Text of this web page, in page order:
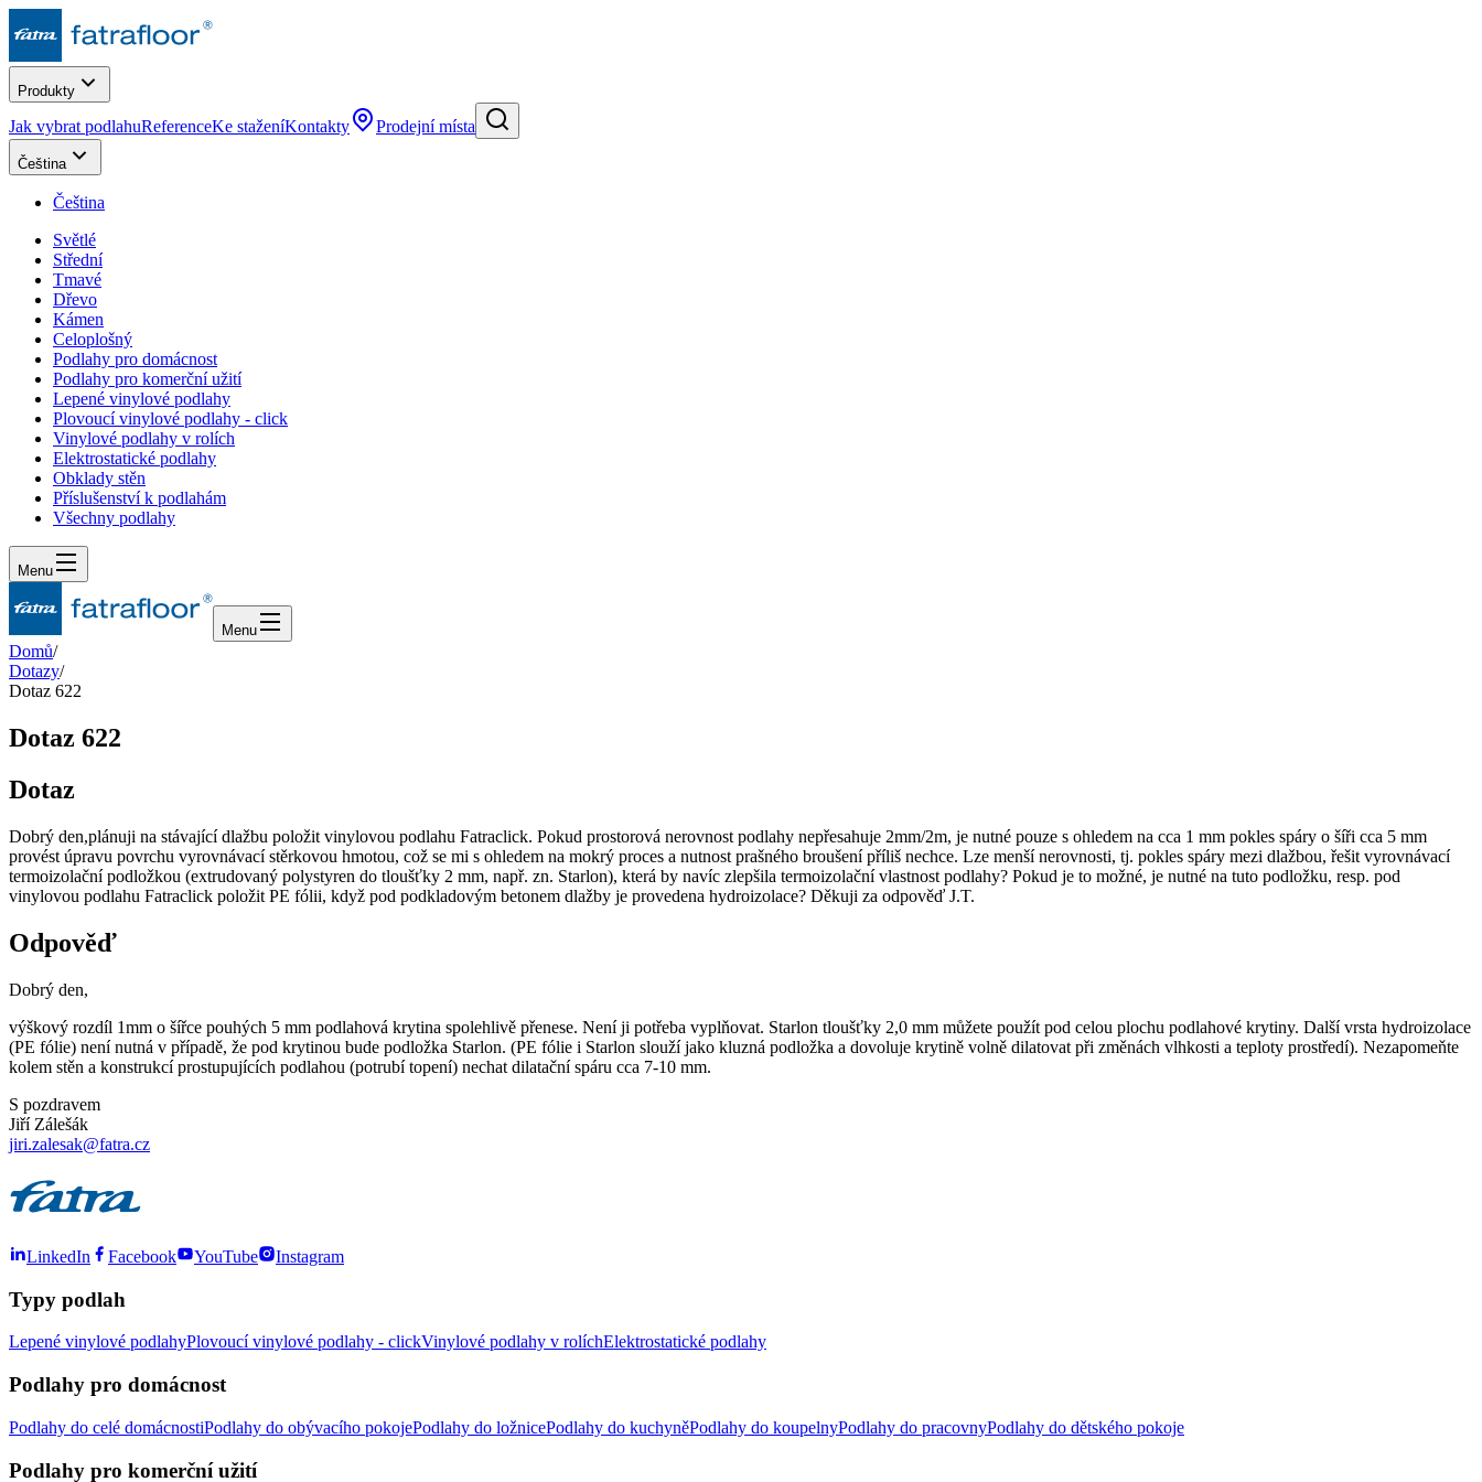
Produkty
Jak vybrat podlahuReferenceKe staženíKontakty Prodejní místa
Čeština
Čeština
Světlé
Střední
Tmavé
Dřevo
Kámen
Celoplošný
Podlahy pro domácnost
Podlahy pro komerční užití
Lepené vinylové podlahy
Plovoucí vinylové podlahy - click
Vinylové podlahy v rolích
Elektrostatické podlahy
Obklady stěn
Příslušenství k podlahám
Všechny podlahy
Menu
Menu
Domů/
Dotazy/
Dotaz 622
Dotaz 622
Dotaz
Dobrý den,plánuji na stávající dlažbu položit vinylovou podlahu Fatraclick. Pokud prostorová nerovnost podlahy nepřesahuje 2mm/2m, je nutné pouze s ohledem na cca 1 mm pokles spáry o šíři cca 5 mm
provést úpravu povrchu vyrovnávací stěrkovou hmotou, což se mi s ohledem na mokrý proces a nutnost prašného broušení příliš nechce. Lze menší nerovnosti, tj. pokles spáry mezi dlažbou, řešit vyrovnávací
termoizolační podložkou (extrudovaný polystyren do tloušťky 2 mm, např. zn. Starlon), která by navíc zlepšila termoizolační vlastnost podlahy? Pokud je to možné, je nutné na tuto podložku, resp. pod
vinylovou podlahu Fatraclick položit PE fólii, když pod podkladovým betonem dlažby je provedena hydroizolace? Děkuji za odpověď J.T.
Odpověď
Dobrý den,
výškový rozdíl 1mm o šířce pouhých 5 mm podlahová krytina spolehlivě přenese. Není ji potřeba vyplňovat. Starlon tloušťky 2,0 mm můžete použít pod celou plochu podlahové krytiny. Další vrsta hydroizolace
(PE fólie) není nutná v případě, že pod krytinou bude podložka Starlon. (PE fólie i Starlon slouží jako kluzná podložka a dovoluje krytině volně dilatovat při změnách vlhkosti a teploty prostředí). Nezapomeňte
kolem stěn a konstrukcí prostupujících podlahou (potrubí topení) nechat dilatační spáru cca 7-10 mm.
S pozdravem
Jiří Zálešák
jiri.zalesak@fatra.cz
LinkedIn Facebook YouTube Instagram
Typy podlah
Lepené vinylové podlahyPlovoucí vinylové podlahy - clickVinylové podlahy v rolíchElektrostatické podlahy
Podlahy pro domácnost
Podlahy do celé domácnostiPodlahy do obývacího pokojePodlahy do ložnicePodlahy do kuchyněPodlahy do koupelnyPodlahy do pracovnyPodlahy do dětského pokoje
Podlahy pro komerční užití